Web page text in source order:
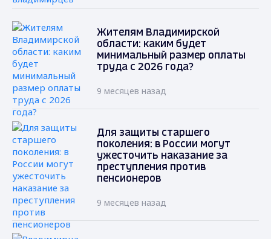
Жителям Владимирской
области: каким будет
минимальный размер оплаты
труда с 2026 года?
9 месяцев назад
Для защиты старшего
поколения: в России могут
ужесточить наказание за
преступления против
пенсионеров
9 месяцев назад